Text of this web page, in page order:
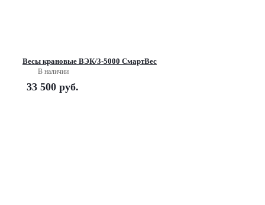
Весы крановые ВЭК/3-5000 СмартВес
В наличии
33 500 руб.